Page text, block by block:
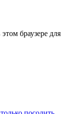
браузере для